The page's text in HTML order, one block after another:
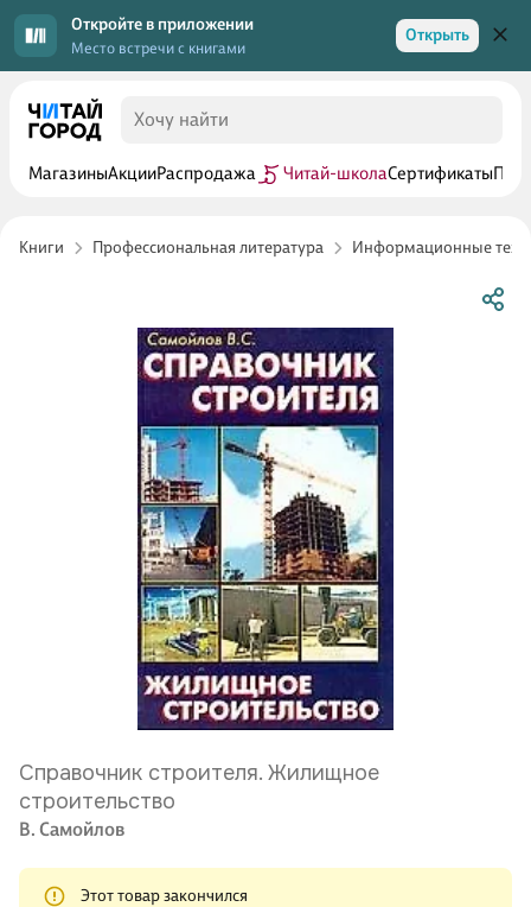
Откройте в приложении
Место встречи с книгами
Открыть
МагазиныАкцииРаспродажа Читай-школаСертификаты
Книги Профессиональная литература Информационные
Справочник строителя. Жилищное
строительство
В. Самойлов
Этот товар закончился